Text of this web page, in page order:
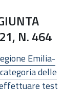
N. 464
Emilia-
delle
test